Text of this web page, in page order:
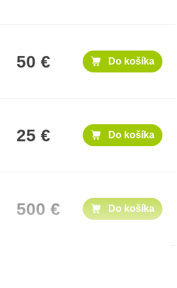
50 € Do košíka
25 € Do košíka
500 € Do košíka